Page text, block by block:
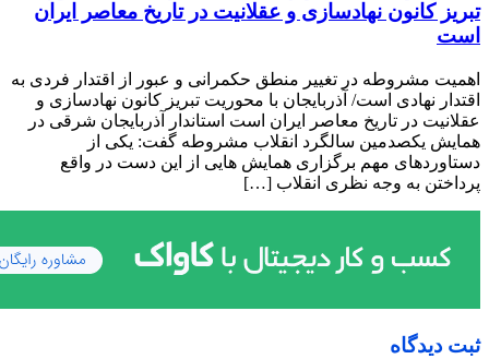
تبریز کانون نهادسازی و عقلانیت در تاریخ معاصر ایران
است
اهمیت مشروطه در تغییر منطق حکمرانی و عبور از اقتدار فردی به
اقتدار نهادی است/ آذربایجان با محوریت تبریز کانون نهادسازی و
عقلانیت در تاریخ معاصر ایران است استاندار آذربایجان شرقی در
همایش یکصدمین سالگرد انقلاب مشروطه گفت: یکی از
دستاوردهای مهم برگزاری همایش هایی از این دست در واقع
پرداختن به وجه نظری انقلاب […]
ثبت دیدگاه